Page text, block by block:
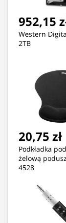
952,15
Western
2TB
20,75 zł
Podkładka
żelową
4528